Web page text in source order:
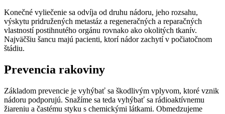
Konečné vyliečenie sa odvíja od druhu nádoru, jeho rozsahu,
výskytu pridružených metastáz a regeneračných a reparačných
vlastností postihnutého orgánu rovnako ako okolitých tkanív.
Najväčšiu šancu majú pacienti, ktorí nádor zachytí v počiatočnom
štádiu.
Prevencia rakoviny
Základom prevencie je vyhýbať sa škodlivým vplyvom, ktoré vznik
nádoru podporujú. Snažíme sa teda vyhýbať sa rádioaktívnemu
žiareniu a častému styku s chemickými látkami. Obmedzujeme